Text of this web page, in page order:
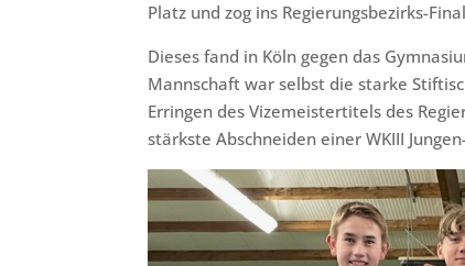
Platz und zog ins Regierungsbezirks-
Dieses fand in Köln gegen das
Mannschaft war selbst die starke
Erringen des Vizemeistertitels des
stärkste Abschneiden einer WKIII